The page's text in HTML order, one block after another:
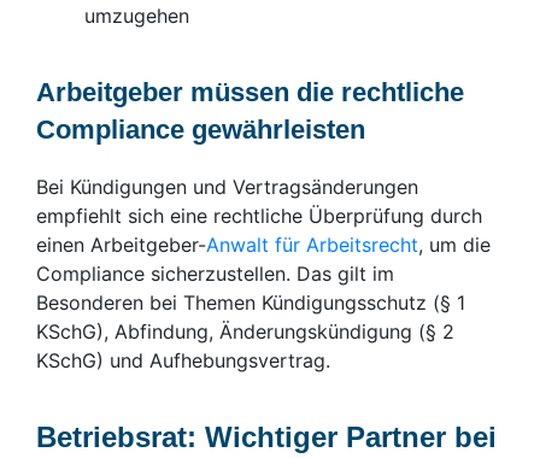
umzugehen
Arbeitgeber müssen die rechtliche
Compliance gewährleisten
Bei Kündigungen und Vertragsänderungen
empfiehlt sich eine rechtliche Überprüfung durch
einen Arbeitgeber-Anwalt für Arbeitsrecht, um die
Compliance sicherzustellen. Das gilt im
Besonderen bei Themen Kündigungsschutz (§ 1
KSchG), Abfindung, Änderungskündigung (§ 2
KSchG) und Aufhebungsvertrag.
Betriebsrat: Wichtiger Partner bei